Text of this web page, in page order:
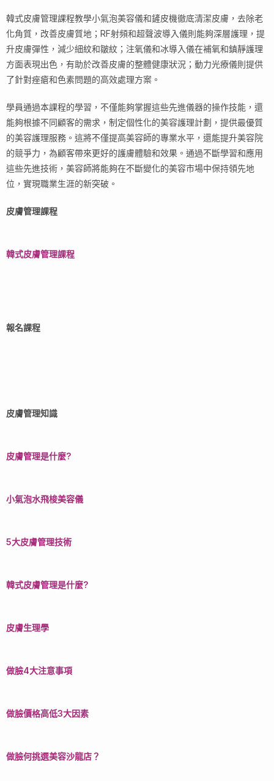
韓式皮膚管理課程教學小氣泡美容儀和鏟皮機徹底清潔皮膚，去除老
化角質，改善皮膚質地；RF射頻和超聲波導入儀則能夠深層護理，提
升皮膚彈性，減少細紋和皺紋；注氧儀和冰導入儀在補氧和鎮靜護理
方面表現出色，有助於改善皮膚的整體健康狀況；動力光療儀則提供
了針對痤瘡和色素問題的高效處理方案。
學員通過本課程的學習，不僅能夠掌握這些先進儀器的操作技能，還
能夠根據不同顧客的需求，制定個性化的美容護理計劃，提供最優質
的美容護理服務。這將不僅提高美容師的專業水平，還能提升美容院
的競爭力，為顧客帶來更好的護膚體驗和效果。通過不斷學習和應用
這些先進技術，美容師將能夠在不斷變化的美容市場中保持領先地
位，實現職業生涯的新突破。
皮膚管理課程
韓式皮膚管理課程
報名課程​
皮膚管理知識
皮膚管理是什麼?
小氣泡水飛梭美容儀
5大皮膚管理技術
韓式皮膚管理是什麼?
皮膚生理學
做臉4大注意事項
做臉價格高低3大因素
做臉何挑選美容沙龍店？